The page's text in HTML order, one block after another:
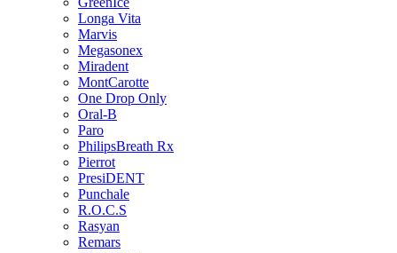
Longa Vita
Marvis
Megasonex
Miradent
MontCarotte
One Drop Only
Oral-B
Paro
PhilipsBreath Rx
Pierrot
PresiDENT
Punchale
R.O.C.S
Rasyan
Remars